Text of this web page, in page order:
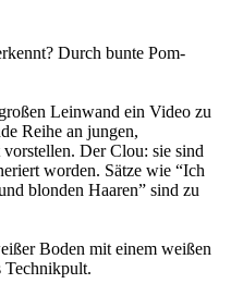
Durch bunte Pom-
Leinwand ein Video zu
Reihe an jungen,
Der Clou: sie sind
worden. Sätze wie “Ich
blonden Haaren” sind zu
Boden mit einem weißen
Technikpult.